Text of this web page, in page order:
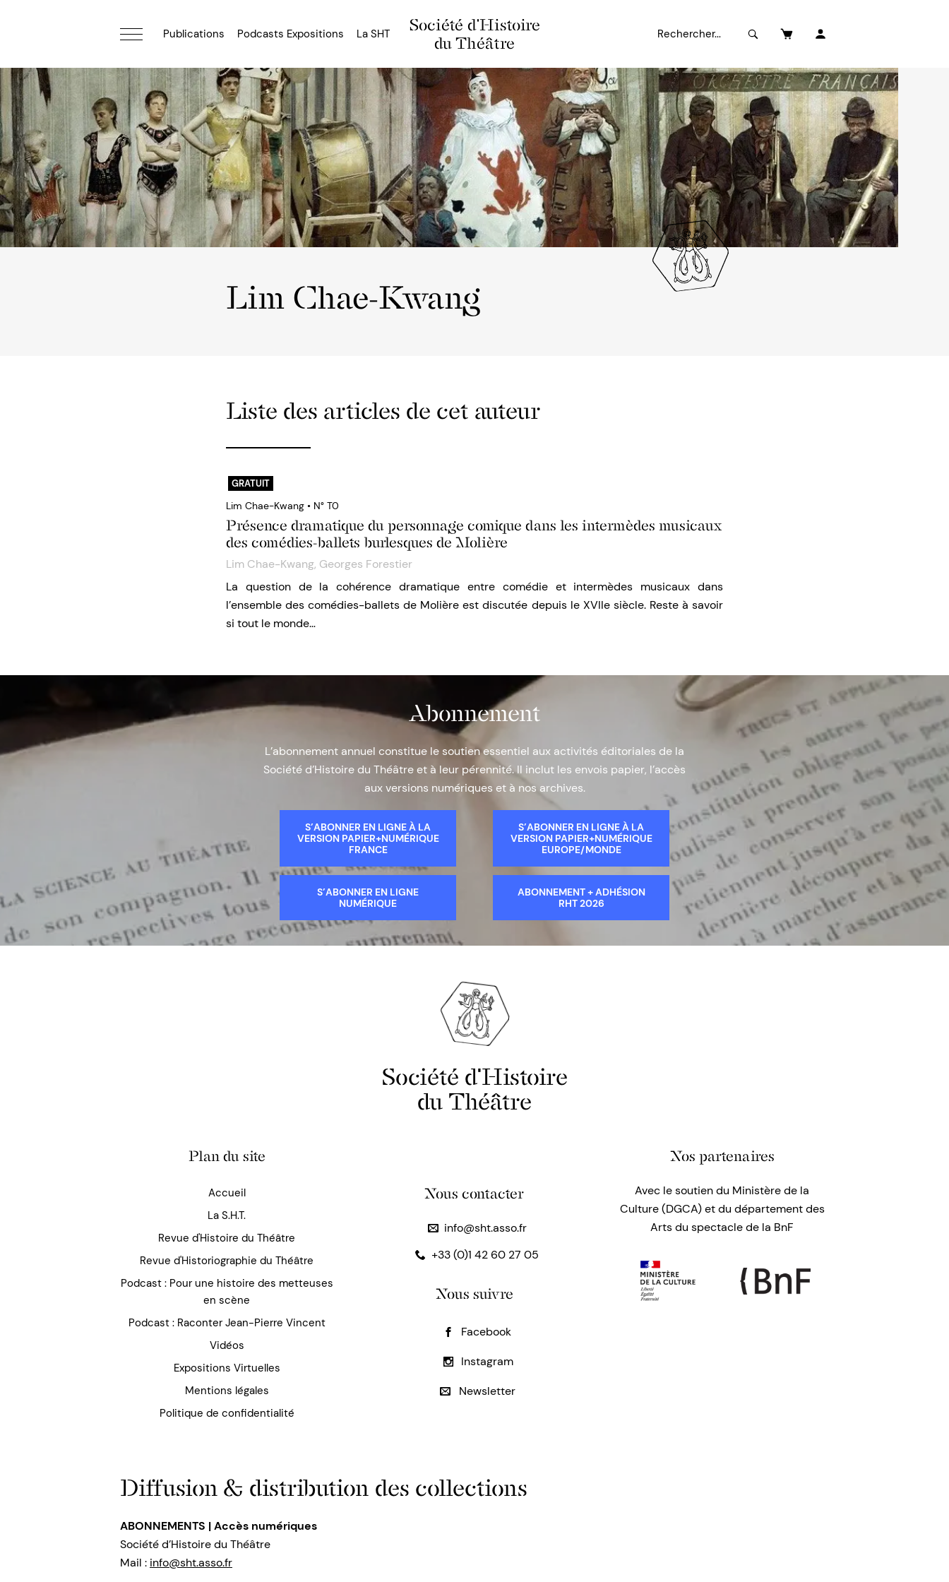
Société d'Histoire
du Théâtre
Publications Podcasts Expositions La SHT
Lim Chae-Kwang
Liste des articles de cet auteur
GRATUIT
Lim Chae-Kwang • N° T0
Présence dramatique du personnage comique dans les intermèdes musicaux
des comédies-ballets burlesques de Molière
Lim Chae-Kwang, Georges Forestier
La question de la cohérence dramatique entre comédie et intermèdes musicaux dans
l’ensemble des comédies-ballets de Molière est discutée depuis le XVIIe siècle. Reste à savoir
si tout le monde…
Abonnement
L’abonnement annuel constitue le soutien essentiel aux activités éditoriales de la
Société d’Histoire du Théâtre et à leur pérennité. Il inclut les envois papier, l’accès
aux versions numériques et à nos archives.
S’ABONNER EN LIGNE À LA
VERSION PAPIER+NUMÉRIQUE
FRANCE
S’ABONNER EN LIGNE À LA
VERSION PAPIER+NUMÉRIQUE
EUROPE/MONDE
S’ABONNER EN LIGNE
NUMÉRIQUE
ABONNEMENT + ADHÉSION
RHT 2026
Société d'Histoire
du Théâtre
Plan du site
Accueil
La S.H.T.
Revue d'Histoire du Théâtre
Revue d'Historiographie du Théâtre
Podcast : Pour une histoire des metteuses
en scène
Podcast : Raconter Jean-Pierre Vincent
Vidéos
Expositions Virtuelles
Mentions légales
Politique de confidentialité
Nous contacter
info@sht.asso.fr
+33 (0)1 42 60 27 05
Nous suivre
Facebook
Instagram
Newsletter
Nos partenaires
Avec le soutien du Ministère de la
Culture (DGCA) et du département des
Arts du spectacle de la BnF
Diffusion & distribution des collections
ABONNEMENTS | Accès numériques
Société d’Histoire du Théâtre
Mail : info@sht.asso.fr